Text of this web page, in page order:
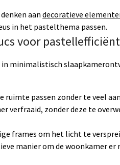
aandecoratieve
in het pastelthema passen.
voor
ruimte passen zonder te veel
verfraaid, zonder deze te
frames om het licht te
manier om de woonkamer